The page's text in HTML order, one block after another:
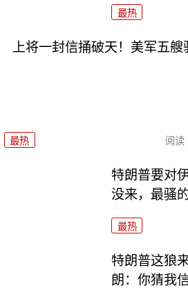
最热
上将一封信捅破天！美军五艘
最热 阅读
特朗普要对
没来，最骚
最热
特朗普这狼
朗：你猜我